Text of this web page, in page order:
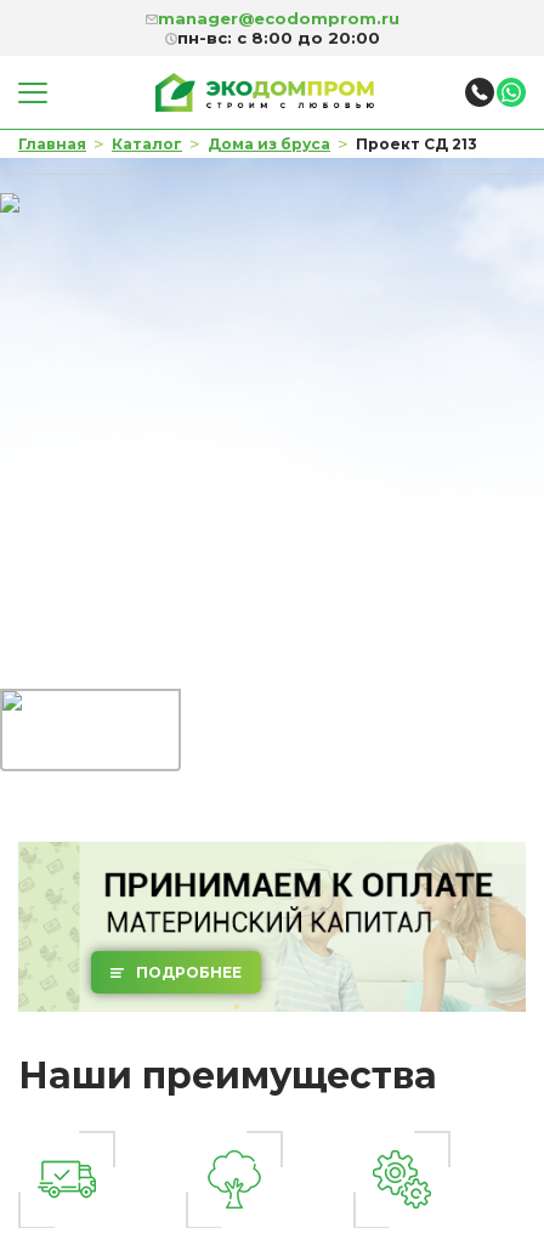
manager@ecodomprom.ru
пн-вс: с 8:00 до 20:00
Главная > Каталог > Дома из бруса > Проект СД 213
ПОДРОБНЕЕ
Наши преимущества